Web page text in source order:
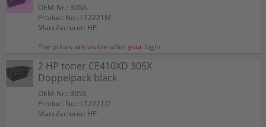
OEM-Nr.: 305A
Product No.: LT2221M
Manufacturer: HP
The prices are visible after your login.
2 HP toner CE410XD 305X
Doppelpack black
OEM-Nr.: 305X
Product No.: LT2221/2
Manufacturer: HP